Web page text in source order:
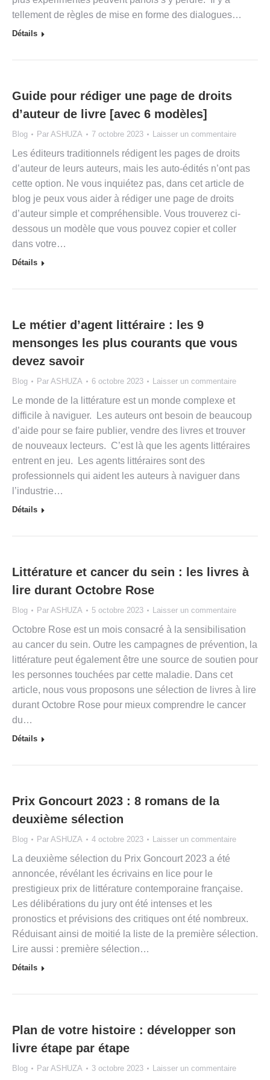
tellement de règles de mise en forme des dialogues…
Détails
Guide pour rédiger une page de droits
d’auteur de livre [avec 6 modèles]
Blog Par ASHUZA 7 octobre 2023 Laisser un commentaire
Les éditeurs traditionnels rédigent les pages de droits
d’auteur de leurs auteurs, mais les auto-édités n’ont pas
cette option. Ne vous inquiétez pas, dans cet article de
blog je peux vous aider à rédiger une page de droits
d’auteur simple et compréhensible. Vous trouverez ci-
dessous un modèle que vous pouvez copier et coller
dans votre…
Détails
Le métier d’agent littéraire : les 9
mensonges les plus courants que vous
devez savoir
Blog Par ASHUZA 6 octobre 2023 Laisser un commentaire
Le monde de la littérature est un monde complexe et
difficile à naviguer. Les auteurs ont besoin de beaucoup
d’aide pour se faire publier, vendre des livres et trouver
de nouveaux lecteurs. C’est là que les agents littéraires
entrent en jeu. Les agents littéraires sont des
professionnels qui aident les auteurs à naviguer dans
l’industrie…
Détails
Littérature et cancer du sein : les livres à
lire durant Octobre Rose
Blog Par ASHUZA 5 octobre 2023 Laisser un commentaire
Octobre Rose est un mois consacré à la sensibilisation
au cancer du sein. Outre les campagnes de prévention, la
littérature peut également être une source de soutien pour
les personnes touchées par cette maladie. Dans cet
article, nous vous proposons une sélection de livres à lire
durant Octobre Rose pour mieux comprendre le cancer
du…
Détails
Prix Goncourt 2023 : 8 romans de la
deuxième sélection
Blog Par ASHUZA 4 octobre 2023 Laisser un commentaire
La deuxième sélection du Prix Goncourt 2023 a été
annoncée, révélant les écrivains en lice pour le
prestigieux prix de littérature contemporaine française.
Les délibérations du jury ont été intenses et les
pronostics et prévisions des critiques ont été nombreux.
Réduisant ainsi de moitié la liste de la première sélection.
Lire aussi : première sélection…
Détails
Plan de votre histoire : développer son
livre étape par étape
Blog Par ASHUZA 3 octobre 2023 Laisser un commentaire